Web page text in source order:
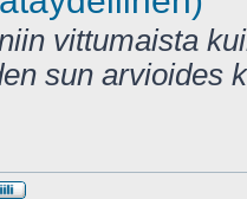
vittumaista
sun arvioides